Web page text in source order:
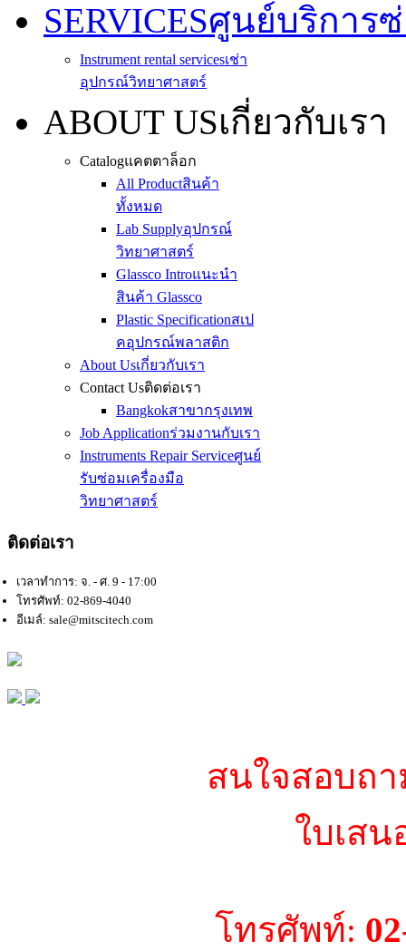
SERVICESศูนย์บริการ
Instrument rental servicesเช่า
อุปกรณ์วิทยาศาสตร์
ABOUT USเกี่ยวกับเรา
Catalogแคตตาล็อก
All Productสินค้า
ทั้งหมด
Lab Supplyอุปกรณ์
วิทยาศาสตร์
Glassco Introแนะนำ
สินค้า Glassco
Plastic Specificationสเป
คอุปกรณ์พลาสติก
About Usเกี่ยวกับเรา
Contact Usติดต่อเรา
Bangkokสาขากรุงเทพ
Job Applicationร่วมงานกับเรา
Instruments Repair Serviceศูนย์
รับซ่อมเครื่องมือ
วิทยาศาสตร์
ติดต่อเรา
เวลาทำการ: จ. - ศ. 9 - 17:00
โทรศัพท์: 02-869-4040
อีเมล์: sale@mitscitech.com
สนใจสอบถ
ใบเส
โทรศัพท์: